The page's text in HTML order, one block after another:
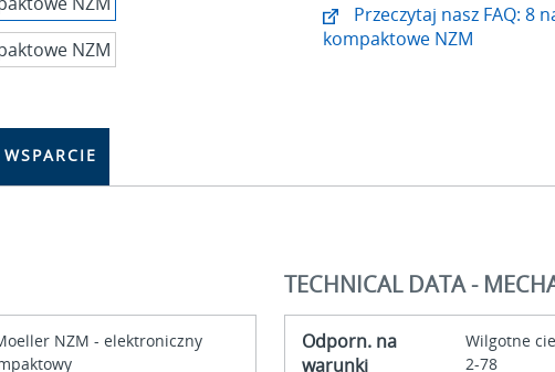
Przeczytaj nasz FAQ: 8
kompaktowe NZM
WSPARCIE
NZM - elektroniczny
TECHNICAL DATA -
Odporn. na
warunki
Wilgotne
2-78